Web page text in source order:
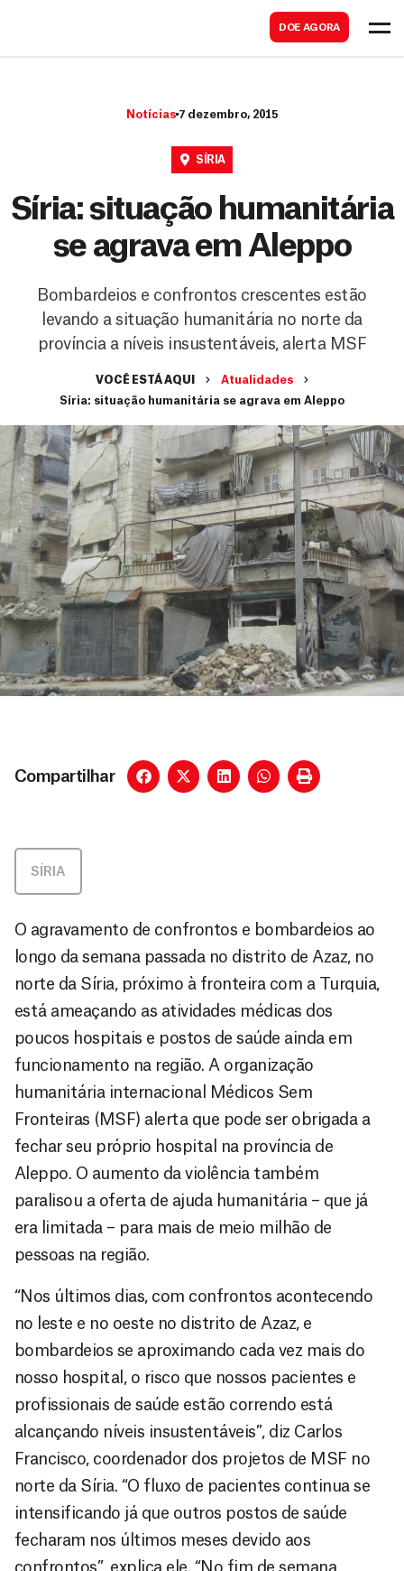
DOE AGORA
Notícias 7 dezembro, 2015
SÍRIA
Síria: situação humanitária
se agrava em Aleppo
Bombardeios e confrontos crescentes estão
levando a situação humanitária no norte da
província a níveis insustentáveis, alerta MSF
VOCÊ ESTÁ AQUI
Atualidades
Síria: situação humanitária se agrava em Aleppo
Compartilhar
SÍRIA
O agravamento de confrontos e bombardeios ao
longo da semana passada no distrito de Azaz, no
norte da Síria, próximo à fronteira com a Turquia,
está ameaçando as atividades médicas dos
poucos hospitais e postos de saúde ainda em
funcionamento na região. A organização
humanitária internacional Médicos Sem
Fronteiras (MSF) alerta que pode ser obrigada a
fechar seu próprio hospital na província de
Aleppo. O aumento da violência também
paralisou a oferta de ajuda humanitária – que já
era limitada – para mais de meio milhão de
pessoas na região.
“Nos últimos dias, com confrontos acontecendo
no leste e no oeste no distrito de Azaz, e
bombardeios se aproximando cada vez mais do
nosso hospital, o risco que nossos pacientes e
profissionais de saúde estão correndo está
alcançando níveis insustentáveis”, diz Carlos
Francisco, coordenador dos projetos de MSF no
norte da Síria. “O fluxo de pacientes continua se
intensificando já que outros postos de saúde
fecharam nos últimos meses devido aos
confrontos”, explica ele. “No fim de semana
a
r